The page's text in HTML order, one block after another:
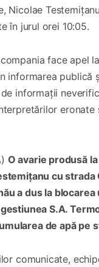
Nicolae
în jurul orei 10:05.
face apel la
informarea publică
informații
eronate
O avarie produsă
cu strada
a dus la
S.A.
de apă pe
comunicate,